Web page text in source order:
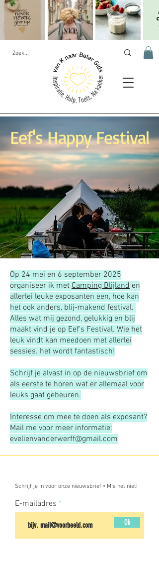
Eef's Happy Festival
Op 24 mei en 6 september 2025
organiseer ik met Camping Blijland en
allerlei leuke exposanten een, hoe kan
het ook anders, blij-makend festival.
Alles wat mij gezond, gelukkig en blij
maakt vind je op Eef's Festival. Wie het
leuk vindt kan meedoen met allerlei
sessies. het wordt fantastisch!
Schrijf je alvast in op de nieuwsbrief om
als eerste te horen wat er allemaal voor
leuks gaat gebeuren.
Interesse om mee te doen als exposant?
Mail me voor meer informatie:
evelienvanderwerff@gmail.com
Schrijf je in voor onze nieuwsbrief • Mis het niet!
E-mailadres
Ok